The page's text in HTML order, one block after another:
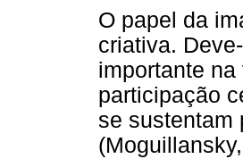
O papel da
criativa.
importante
participação
se sustentam